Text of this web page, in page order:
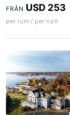
FRÅN USD 253
per rum / per natt